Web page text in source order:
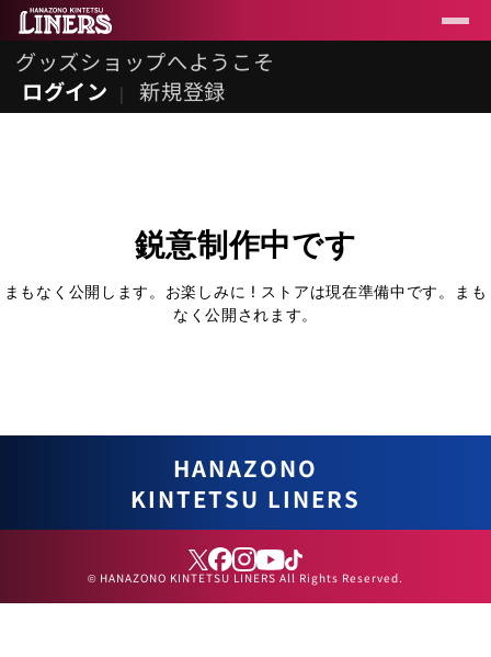
グッズショップへようこそ
ログイン
新規登録
鋭意制作中です
まもなく公開します。お楽しみに ! ストアは現在準備中です。まも
なく公開されます。
HANAZONO
KINTETSU LINERS
© HANAZONO KINTETSU LINERS All Rights Reserved.